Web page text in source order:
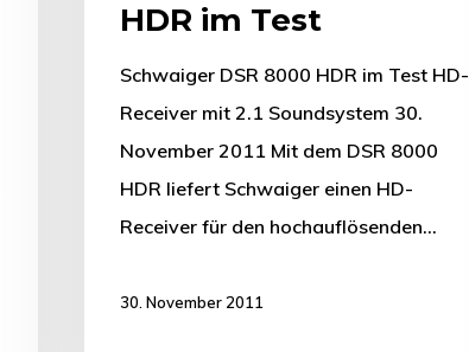
HDR im Test
Schwaiger DSR 8000 HDR im Test HD-
Receiver mit 2.1 Soundsystem 30.
November 2011 Mit dem DSR 8000
HDR liefert Schwaiger einen HD-
Receiver für den hochauflösenden…
30. November 2011